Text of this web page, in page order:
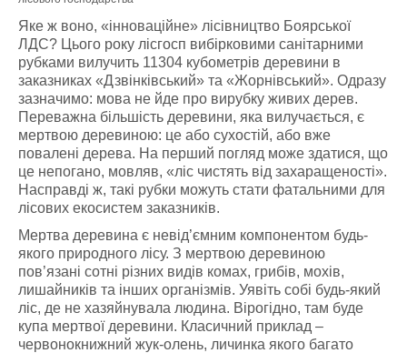
Яке ж воно, «інноваційне» лісівництво Боярської
ЛДС? Цього року лісгосп вибірковими санітарними
рубками вилучить 11304 кубометрів деревини в
заказниках «Дзвінківський» та «Жорнівський». Одразу
зазначимо: мова не йде про вирубку живих дерев.
Переважна більшість деревини, яка вилучається, є
мертвою деревиною: це або сухостій, або вже
повалені дерева. На перший погляд може здатися, що
це непогано, мовляв, «ліс чистять від захаращеності».
Насправді ж, такі рубки можуть стати фатальними для
лісових екосистем заказників.
Мертва деревина є невід’ємним компонентом будь-
якого природного лісу. З мертвою деревиною
пов’язані сотні різних видів комах, грибів, мохів,
лишайників та інших організмів. Уявіть собі будь-який
ліс, де не хазяйнувала людина. Вірогідно, там буде
купа мертвої деревини. Класичний приклад –
червонокнижний жук-олень, личинка якого багато